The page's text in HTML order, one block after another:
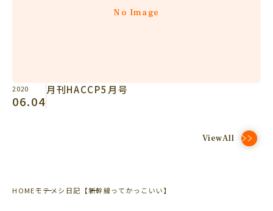
No Image
2020
06.04
月刊HACCP5月号
ViewAll
HOMEモテメシ日記 【新幹線ってかっこいい】